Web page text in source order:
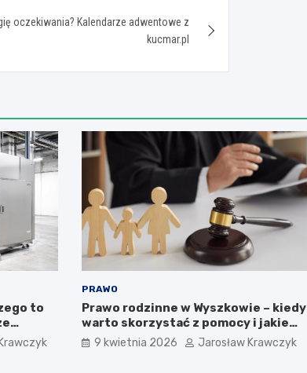
oczekiwania? Kalendarze adwentowe z
kucmar.pl
to
i
PRAWO
Prawo rodzinne w Wyszkowie – kiedy
warto skorzystać z pomocy i jakie
sprawy obejmuje?
9 kwietnia 2026 Jarosław Krawczyk